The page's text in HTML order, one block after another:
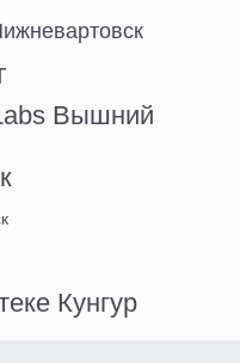
Вышний
Кунгур